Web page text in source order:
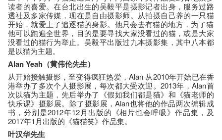
读者的喜爱。在台北出生的吴毅平是摄影记者出身，服务过路
透社及多家传媒，现在是自由摄影师。从拍摄自己养的一只猫
开始，就爱上了追逐猫的身影。他只会去有猫的地方， 为了猫
他可以跑遍全世界，目的是要寻找大家没看过的猫，或是大家
没看过的猫行为举止。吴毅平出版过九本摄影集， 其中八本都
是以猫为主题。
Alan Yeah（黄伟伦先生）
从开始接触摄影，至变得疯狂热爱，Alan 从2010年开始已在香
港举办了多次个人摄影展， 每次都大受欢迎。2013年，Alan首
次以猫为主题， 先后举办了《假如我们都是猫》和《猫老师的
快乐课》摄影展。 除了摄影展，Alan也将他的作品两次编辑成
书，分别是2012年12月出版的《相片也会呼吸》作品集，及
2017年1月出版的 《猫猫笑》作品集。
叶汉华先生